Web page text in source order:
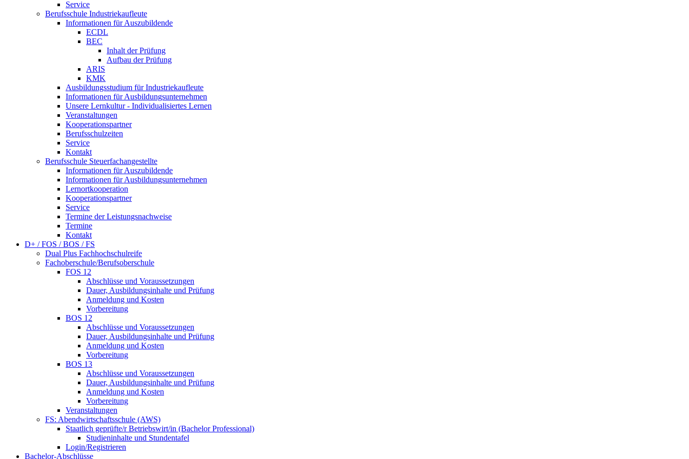
Service
Berufsschule Industriekaufleute
Informationen für Auszubildende
ECDL
BEC
Inhalt der Prüfung
Aufbau der Prüfung
ARIS
KMK
Ausbildungsstudium für Industriekaufleute
Informationen für Ausbildungsunternehmen
Unsere Lernkultur - Individualisiertes Lernen
Veranstaltungen
Kooperationspartner
Berufsschulzeiten
Service
Kontakt
Berufsschule Steuerfachangestellte
Informationen für Auszubildende
Informationen für Ausbildungsunternehmen
Lernortkooperation
Kooperationspartner
Service
Termine der Leistungsnachweise
Termine
Kontakt
D+ / FOS / BOS / FS
Dual Plus Fachhochschulreife
Fachoberschule/Berufsoberschule
FOS 12
Abschlüsse und Voraussetzungen
Dauer, Ausbildungsinhalte und Prüfung
Anmeldung und Kosten
Vorbereitung
BOS 12
Abschlüsse und Voraussetzungen
Dauer, Ausbildungsinhalte und Prüfung
Anmeldung und Kosten
Vorbereitung
BOS 13
Abschlüsse und Voraussetzungen
Dauer, Ausbildungsinhalte und Prüfung
Anmeldung und Kosten
Vorbereitung
Veranstaltungen
FS: Abendwirtschaftsschule (AWS)
Staatlich geprüfte/r Betriebswirt/in (Bachelor Professional)
Studieninhalte und Stundentafel
Login/Registrieren
Bachelor-Abschlüsse